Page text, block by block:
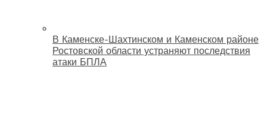
В Каменске-Шахтинском и Каменском районе
Ростовской области устраняют последствия
атаки БПЛА